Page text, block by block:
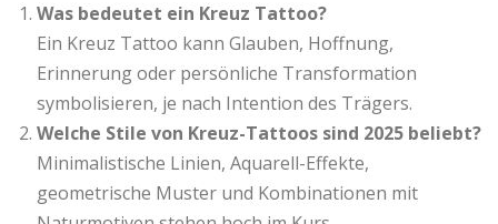
Was bedeutet ein Kreuz Tattoo?
Ein Kreuz Tattoo kann Glauben, Hoffnung,
Erinnerung oder persönliche Transformation
symbolisieren, je nach Intention des Trägers.
Welche Stile von Kreuz-Tattoos sind 2025 beliebt?
Minimalistische Linien, Aquarell-Effekte,
geometrische Muster und Kombinationen mit